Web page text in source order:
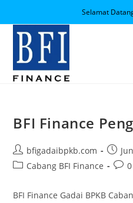
Selamat
BFI Finance
bfigadaibpkb.com
Cabang BFI Finance
BFI Finance Gadai BPKB